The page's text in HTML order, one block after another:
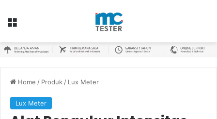
Menu
Home / Produk / Lux Meter
Lux Meter